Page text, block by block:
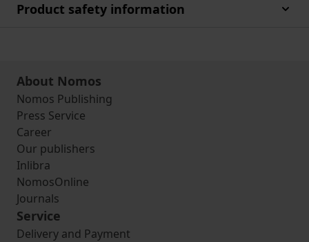
Product safety information
About Nomos
Nomos Publishing
Press Service
Career
Our publishers
Inlibra
NomosOnline
Journals
Service
Delivery and Payment